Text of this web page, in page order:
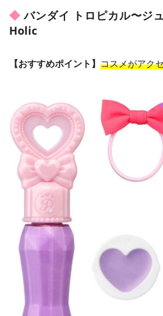
バンダイ トロピカル〜ジ
Holic
【おすすめポイント】 コスメがアク